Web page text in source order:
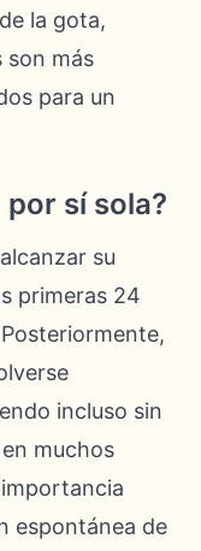
la gota,
son más
para un
sí sola?
su
primeras 24
incluso sin
muchos
espontánea de